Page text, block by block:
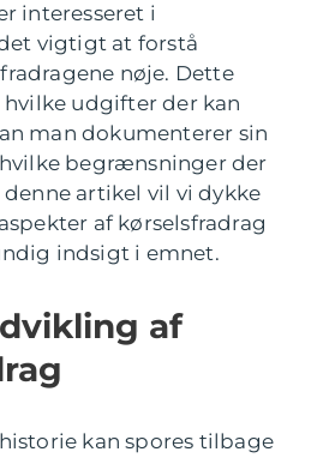
interesseret i
vigtigt at forstå
nøje. Dette
udgifter der kan
man dokumenterer sin
begrænsninger der
denne artikel vil vi dykke
af kørselsfradrag
indsigt i emnet.
af
kan spores tilbage